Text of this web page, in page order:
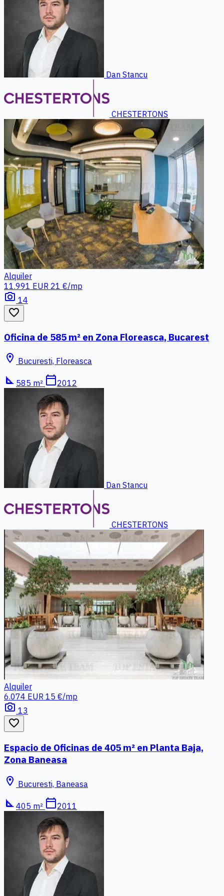
Dan Stancu
CHESTERTONS
Alquiler
11.991 EUR 21 €/mp
photo_camera 14
favorite_border
Oficina de 585 m² en Zona Floreasca, Bucarest
location_on Bucuresti, Floreasca
square_foot 585 m² calendar_today2012
Dan Stancu
CHESTERTONS
Alquiler
6.074 EUR 15 €/mp
photo_camera 13
favorite_border
Espacio de Oficinas de 405 m² en Planta Baja,
Zona Baneasa
location_on Bucuresti, Baneasa
square_foot 405 m² calendar_today2011